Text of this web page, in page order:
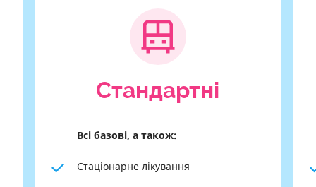
Cтандартні
Всі базові, а також:
Стаціонарне лікування